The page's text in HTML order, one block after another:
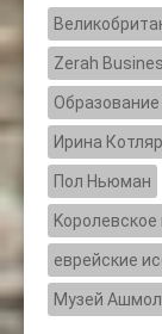
Zerah
Образование
Ирина
Пол Ньюман
еврейские
Музей